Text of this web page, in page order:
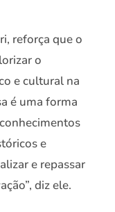
reforça que o
o
e cultural na
é uma forma
e
e repassar
diz ele.